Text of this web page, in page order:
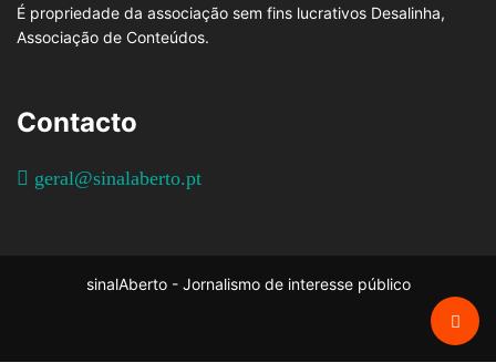
É propriedade da associação sem fins lucrativos Desalinha,
Associação de Conteúdos.
Contacto
geral@sinalaberto.pt
sinalAberto - Jornalismo de interesse público